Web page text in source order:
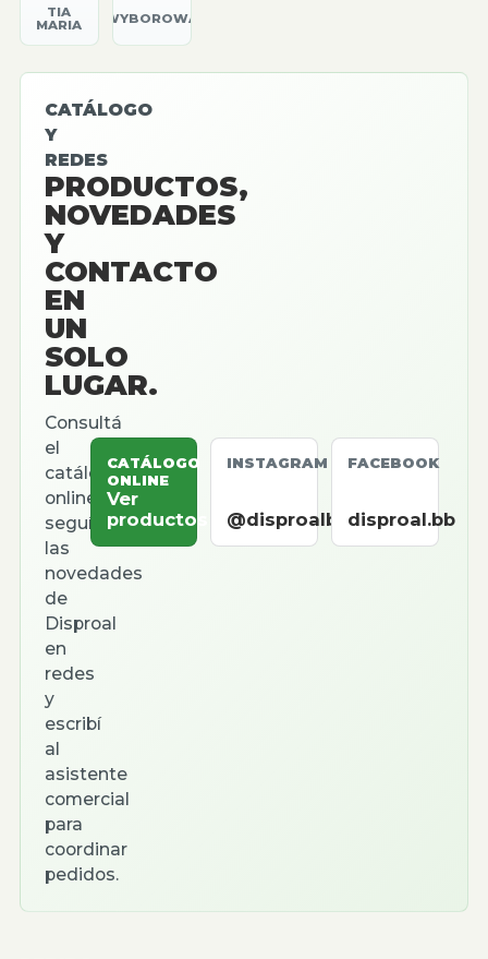
TIA
MARIA
WYBOROWA
CATÁLOGO
Y
REDES
PRODUCTOS,
NOVEDADES
Y
CONTACTO
EN
UN
SOLO
LUGAR.
Consultá
el
catálogo
online,
seguí
las
novedades
de
Disproal
en
redes
y
escribí
al
asistente
comercial
para
coordinar
pedidos.
CATÁLOGO
ONLINE
Ver
productos
INSTAGRAM
@disproalbb
FACEBOOK
disproal.bb